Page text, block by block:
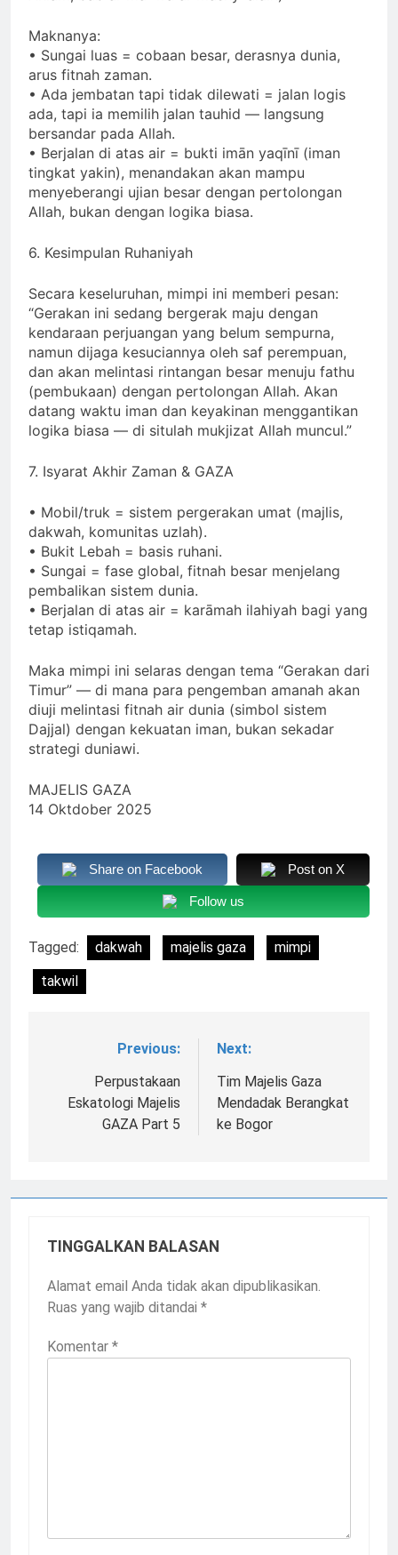
Maknanya:
• Sungai luas = cobaan besar, derasnya dunia,
arus fitnah zaman.
• Ada jembatan tapi tidak dilewati = jalan logis
ada, tapi ia memilih jalan tauhid — langsung
bersandar pada Allah.
• Berjalan di atas air = bukti imān yaqīnī (iman
tingkat yakin), menandakan akan mampu
menyeberangi ujian besar dengan pertolongan
Allah, bukan dengan logika biasa.
6. Kesimpulan Ruhaniyah
Secara keseluruhan, mimpi ini memberi pesan:
“Gerakan ini sedang bergerak maju dengan
kendaraan perjuangan yang belum sempurna,
namun dijaga kesuciannya oleh saf perempuan,
dan akan melintasi rintangan besar menuju fathu
(pembukaan) dengan pertolongan Allah. Akan
datang waktu iman dan keyakinan menggantikan
logika biasa — di situlah mukjizat Allah muncul.”
7. Isyarat Akhir Zaman & GAZA
• Mobil/truk = sistem pergerakan umat (majlis,
dakwah, komunitas uzlah).
• Bukit Lebah = basis ruhani.
• Sungai = fase global, fitnah besar menjelang
pembalikan sistem dunia.
• Berjalan di atas air = karāmah ilahiyah bagi yang
tetap istiqamah.
Maka mimpi ini selaras dengan tema “Gerakan dari
Timur” — di mana para pengemban amanah akan
diuji melintasi fitnah air dunia (simbol sistem
Dajjal) dengan kekuatan iman, bukan sekadar
strategi duniawi.
MAJELIS GAZA
14 Oktdober 2025
Share on Facebook Post on X
Follow us
Tagged: dakwah majelis gaza
mimpi
takwil
NavigasiPrevious:
Perpustakaan
Eskatologi Majelis
GAZA Part 5
Next:
Tim Majelis Gaza
Mendadak Berangkat
ke Bogor
TINGGALKAN BALASAN
Alamat email Anda tidak akan dipublikasikan.
Ruas yang wajib ditandai *
Komentar *